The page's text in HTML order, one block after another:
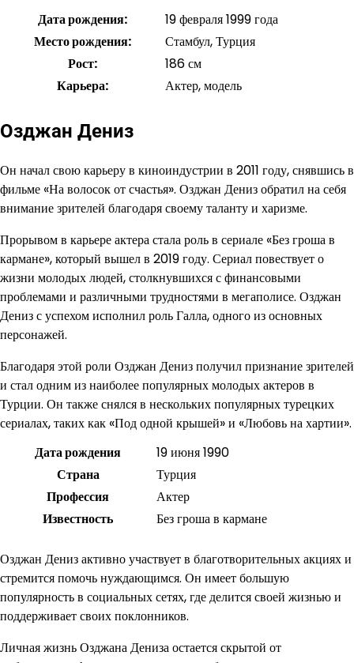
Дата рождения:
19 февраля 1999 года
Место рождения:
Стамбул, Турция
Рост:
186 см
Карьера:
Актер, модель
Озджан Дениз
Он начал свою карьеру в киноиндустрии в 2011 году, снявшись в
фильме «На волосок от счастья». Озджан Дениз обратил на себя
внимание зрителей благодаря своему таланту и харизме.
Прорывом в карьере актера стала роль в сериале «Без гроша в
кармане», который вышел в 2019 году. Сериал повествует о
жизни молодых людей, столкнувшихся с финансовыми
проблемами и различными трудностями в мегаполисе. Озджан
Дениз с успехом исполнил роль Галла, одного из основных
персонажей.
Благодаря этой роли Озджан Дениз получил признание зрителей
и стал одним из наиболее популярных молодых актеров в
Турции. Он также снялся в нескольких популярных турецких
сериалах, таких как «Под одной крышей» и «Любовь на хартии».
Дата рождения
19 июня 1990
Страна
Турция
Профессия
Актер
Известность
Без гроша в кармане
Озджан Дениз активно участвует в благотворительных акциях и
стремится помочь нуждающимся. Он имеет большую
популярность в социальных сетях, где делится своей жизнью и
поддерживает своих поклонников.
Личная жизнь Озджана Дениза остается скрытой от